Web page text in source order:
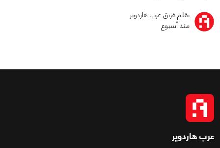
بقلم فريق عرب هاردوير
منذ أسبوع
عرب هاردوير